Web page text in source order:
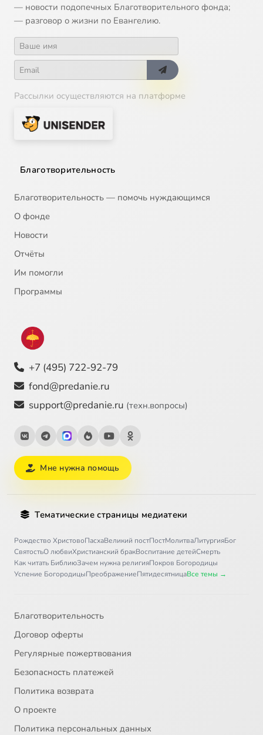
— новости подопечных Благотворительного фонда;
— разговор о жизни по Евангелию.
Рассылки осуществляются на платформе
Благотворительность
Благотворительность — помочь нуждающимся
О фонде
Новости
Отчёты
Им помогли
Программы
+7 (495) 722-92-79
fond@predanie.ru
support@predanie.ru (техн.вопросы)
Мне нужна помощь
Тематические страницы медиатеки
Рождество ХристовоПасхаВеликий постПостМолитваЛитургияБог
СвятостьО любвиХристианский бракВоспитание детейСмерть
Как читать БиблиюЗачем нужна религияПокров Богородицы
Успение БогородицыПреображениеПятидесятницаВсе темы →
Благотворительность
Договор оферты
Регулярные пожертвования
Безопасность платежей
Политика возврата
О проекте
Политика персональных данных